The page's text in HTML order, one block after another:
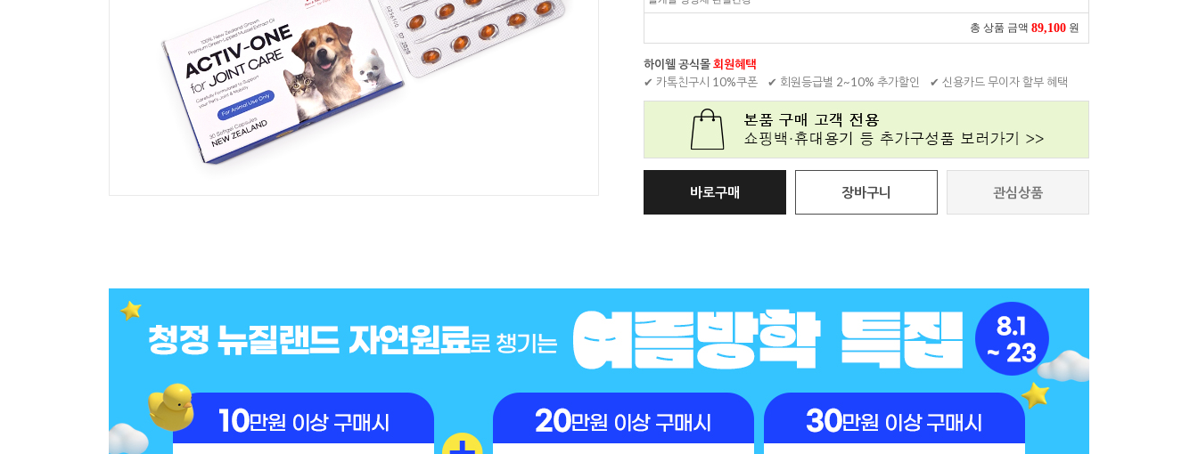
총 상품 금액 89,100 원
하이웰 공식몰회원혜택
✔ 카톡친구시 10%쿠폰
✔ 회원등급별 2~10% 추가할인 ✔ 신용카드 무이자 할부 혜택
바로구매 장바구니 관심상품